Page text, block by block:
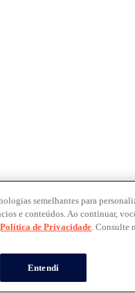
semelhantes para
e conteúdos. Ao continuar,
Política de Privacidade. Consulte
Entendi